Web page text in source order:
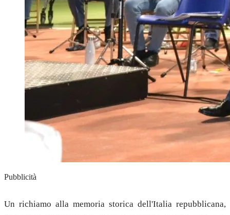
Pubblicità
Un richiamo alla memoria storica dell'Italia repubblicana,